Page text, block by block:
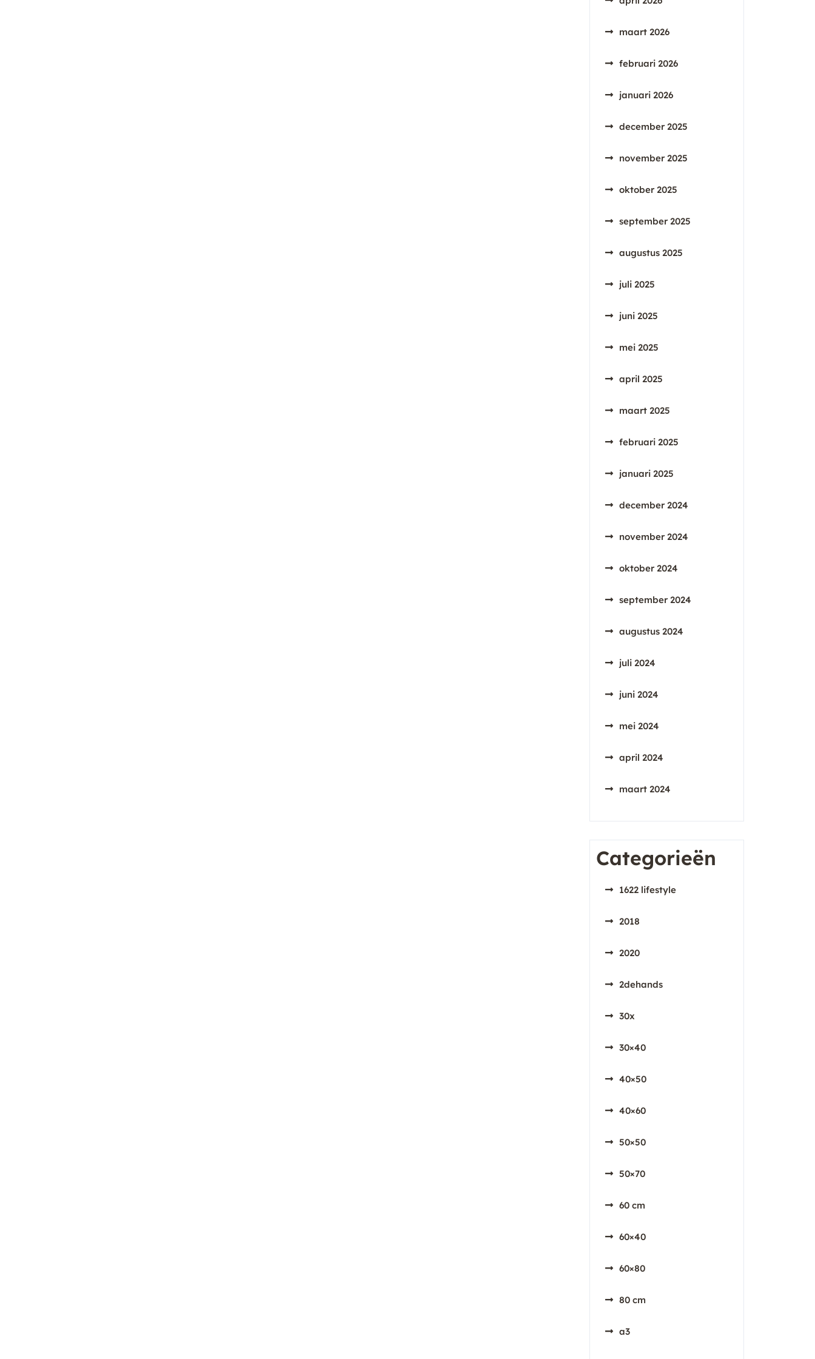
maart 2026
februari 2026
januari 2026
december 2025
november 2025
oktober 2025
september 2025
augustus 2025
juli 2025
juni 2025
mei 2025
april 2025
maart 2025
februari 2025
januari 2025
december 2024
november 2024
oktober 2024
september 2024
augustus 2024
juli 2024
juni 2024
mei 2024
april 2024
maart 2024
Categorieën
1622 lifestyle
2018
2020
2dehands
30x
30×40
40×50
40×60
50×50
50×70
60 cm
60×40
60×80
80 cm
a3